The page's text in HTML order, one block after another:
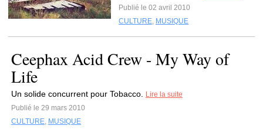
Publié le 02 avril 2010
CULTURE, MUSIQUE
Ceephax Acid Crew - My Way of
Life
Un solide concurrent pour Tobacco.
Lire la suite
Publié le 29 mars 2010
CULTURE, MUSIQUE